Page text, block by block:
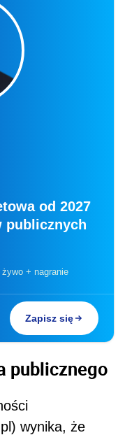
od 2027
publicznych
+ nagranie
Zapisz się
publicznego
wynika, że